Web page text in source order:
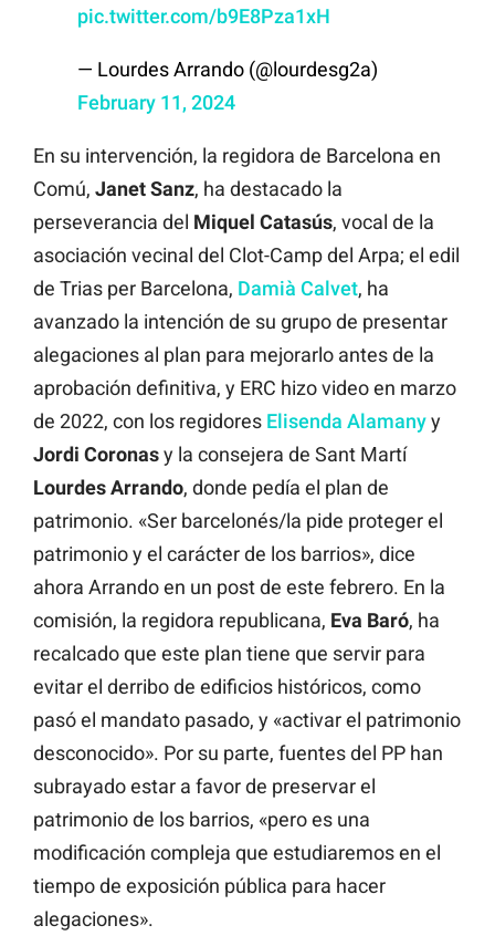
pic.twitter.com/b9E8Pza1xH
— Lourdes Arrando (@lourdesg2a)
February 11, 2024
En su intervención, la regidora de Barcelona en
Comú, Janet Sanz, ha destacado la
perseverancia del Miquel Catasús, vocal de la
asociación vecinal del Clot-Camp del Arpa; el edil
de Trias per Barcelona, Damià Calvet, ha
avanzado la intención de su grupo de presentar
alegaciones al plan para mejorarlo antes de la
aprobación definitiva, y ERC hizo video en marzo
de 2022, con los regidores Elisenda Alamanyy
Jordi Coronasy la consejera de Sant Martí
Lourdes Arrando, donde pedía el plan de
patrimonio. «Ser barcelonés/la pide proteger el
patrimonio y el carácter de los barrios», dice
ahora Arrando en un post de este febrero. En la
comisión, la regidora republicana, Eva Baró, ha
recalcado que este plan tiene que servir para
evitar el derribo de edificios históricos, como
pasó el mandato pasado, y «activar el patrimonio
desconocido». Por su parte, fuentes del PP han
subrayado estar a favor de preservar el
patrimonio de los barrios, «pero es una
modificación compleja que estudiaremos en el
tiempo de exposición pública para hacer
alegaciones».